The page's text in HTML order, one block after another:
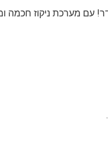
עם מערכת ניקוז חכמה